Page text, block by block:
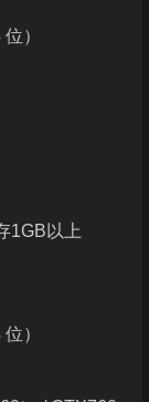
）
1GB以上
）